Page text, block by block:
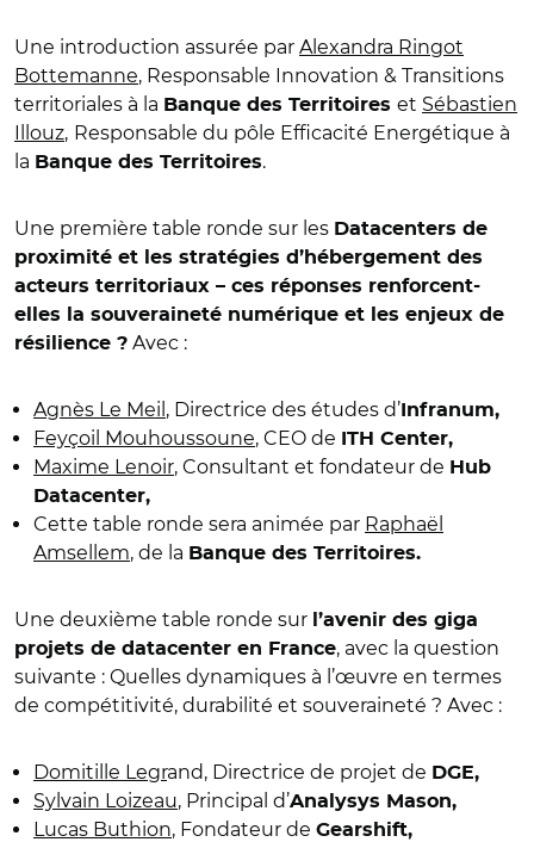
Une introduction assurée par Alexandra Ringot
Bottemanne, Responsable Innovation & Transitions
territoriales à la Banque des Territoires et Sébastien
Illouz, Responsable du pôle Efficacité Energétique à
la Banque des Territoires.
Une première table ronde sur les Datacenters de
proximité et les stratégies d’hébergement des
acteurs territoriaux – ces réponses renforcent-
elles la souveraineté numérique et les enjeux de
résilience ? Avec :
Agnès Le Meil , Directrice des études d’Infranum,
Feyçoil Mouhoussoune, CEO de ITH Center,
Maxime Lenoir, Consultant et fondateur de Hub
Datacenter,
Cette table ronde sera animée par Raphaël
Amsellem, de la Banque des Territoires.
Une deuxième table ronde sur l’avenir des giga
projets de datacenter en France, avec la question
suivante : Quelles dynamiques à l’œuvre en termes
de compétitivité, durabilité et souveraineté ? Avec :
Domitille Legrand, Directrice de projet de DGE,
Sylvain Loizeau, Principal d’Analysys Mason,
Lucas Buthion, Fondateur de Gearshift,